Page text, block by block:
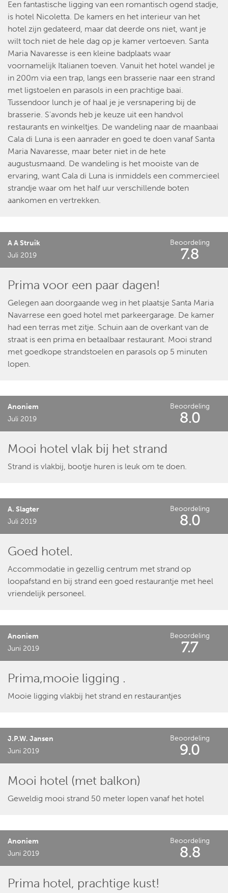
Een fantastische ligging van een romantisch ogend stadje,
is hotel Nicoletta. De kamers en het interieur van het
hotel zijn gedateerd, maar dat deerde ons niet, want je
wilt toch niet de hele dag op je kamer vertoeven. Santa
Maria Navaresse is een kleine badplaats waar
voornamelijk Italianen toeven. Vanuit het hotel wandel je
in 200m via een trap, langs een brasserie naar een strand
met ligstoelen en parasols in een prachtige baai.
Tussendoor lunch je of haal je je versnapering bij de
brasserie. S'avonds heb je keuze uit een handvol
restaurants en winkeltjes. De wandeling naar de maanbaai
Cala di Luna is een aanrader en goed te doen vanaf Santa
Maria Navaresse, maar beter niet in de hete
augustusmaand. De wandeling is het mooiste van de
ervaring, want Cala di Luna is inmiddels een commercieel
strandje waar om het half uur verschillende boten
aankomen en vertrekken.
A A Struik
Juli 2019
Beoordeling
7.8
Prima voor een paar dagen!
Gelegen aan doorgaande weg in het plaatsje Santa Maria
Navarrese een goed hotel met parkeergarage. De kamer
had een terras met zitje. Schuin aan de overkant van de
straat is een prima en betaalbaar restaurant. Mooi strand
met goedkope strandstoelen en parasols op 5 minuten
lopen.
Anoniem
Juli 2019
Beoordeling
8.0
Mooi hotel vlak bij het strand
Strand is vlakbij, bootje huren is leuk om te doen.
A. Slagter
Juli 2019
Beoordeling
8.0
Goed hotel.
Accommodatie in gezellig centrum met strand op
loopafstand en bij strand een goed restaurantje met heel
vriendelijk personeel.
Anoniem
Juni 2019
Beoordeling
7.7
Prima,mooie ligging .
Mooie ligging vlakbij het strand en restaurantjes
J.P.W. Jansen
Juni 2019
Beoordeling
9.0
Mooi hotel (met balkon)
Geweldig mooi strand 50 meter lopen vanaf het hotel
Anoniem
Juni 2019
Beoordeling
8.8
Prima hotel, prachtige kust!